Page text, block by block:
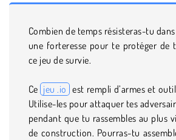
Combien de temps résisteras-tu
une forteresse pour te protéger de
ce jeu de survie.
Ce jeu .io est rempli d’armes et
Utilise-les pour attaquer tes
pendant que tu rassembles au plus
de construction. Pourras-tu